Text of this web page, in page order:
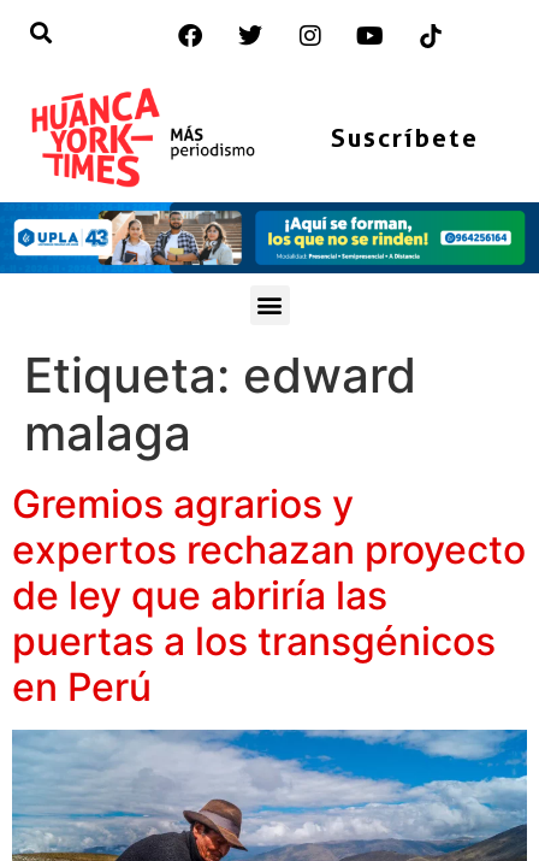
Suscríbete
Etiqueta: edward
malaga
Gremios agrarios y
expertos rechazan proyecto
de ley que abriría las
puertas a los transgénicos
en Perú